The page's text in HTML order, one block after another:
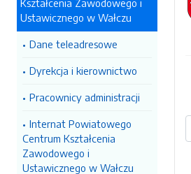
Kształcenia Zawodowego i
Ustawicznego w Wałczu
Dane teleadresowe
Dyrekcja i kierownictwo
Pracownicy administracji
Internat Powiatowego
Centrum Kształcenia
Zawodowego i
Ustawicznego w Wałczu